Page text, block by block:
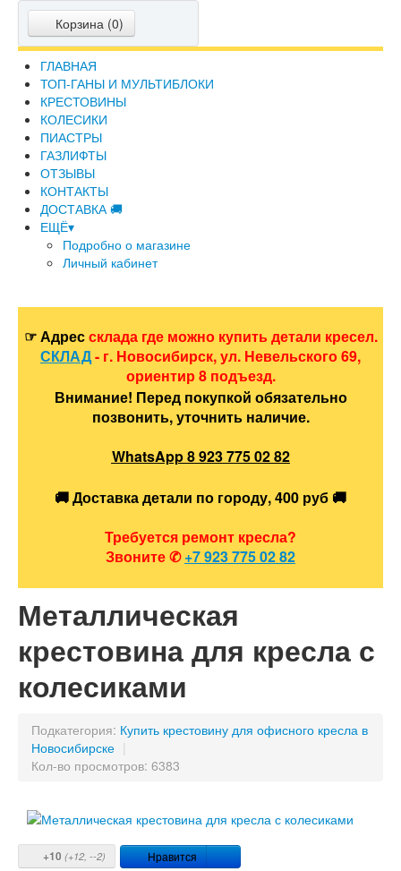
Корзина (0)
ГЛАВНАЯ
ТОП-ГАНЫ И МУЛЬТИБЛОКИ
КРЕСТОВИНЫ
КОЛЕСИКИ
ПИАСТРЫ
ГАЗЛИФТЫ
ОТЗЫВЫ
КОНТАКТЫ
ДОСТАВКА 🚚
ЕЩЁ▾
Подробно о магазине
Личный кабинет
☞ Адрессклада где можно купить детали кресел.
СКЛАД- г. Новосибирск, ул. Невельского 69,
ориентир 8 подъезд.
Внимание! Перед покупкой обязательно
позвонить, уточнить наличие.
WhatsApp 8 923 775 02 82
🚚 Доставка детали по городу, 400 руб 🚚
Требуется ремонт кресла?
Звоните✆+7 923 775 02 82
Металлическая
крестовина для кресла с
колесиками
Подкатегория: Купить крестовину для офисного кресла в
Новосибирске |
Кол-во просмотров: 6383
+10 (+12, --2) Нравится
В сети